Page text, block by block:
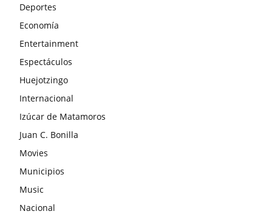
Deportes
Economía
Entertainment
Espectáculos
Huejotzingo
Internacional
Izúcar de Matamoros
Juan C. Bonilla
Movies
Municipios
Music
Nacional